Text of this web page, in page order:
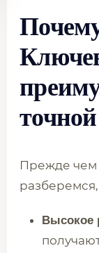
Прежде чем
разберемся,
Высокое